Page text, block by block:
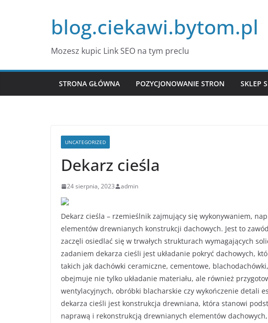
blog.ciekawi.bytom.pl
Mozesz kupic Link SEO na tym preclu
STRONA GŁÓWNA POZYCJONOWANIE STRON SKLEP
UNCATEGORIZED
Dekarz cieśla
24 sierpnia, 2023 admin
Dekarz cieśla – rzemieślnik zajmujący się wykonywaniem,
elementów drewnianych konstrukcji dachowych. Jest to
zaczęli osiedlać się w trwałych strukturach wymagających
zadaniem dekarza cieśli jest układanie pokryć dachowych,
takich jak dachówki ceramiczne, cementowe,
obejmuje nie tylko układanie materiału, ale również
wentylacyjnych, obróbki blacharskie czy wykończenie detali
dekarza cieśli jest konstrukcja drewniana, która stanowi
naprawą i rekonstrukcją drewnianych elementów